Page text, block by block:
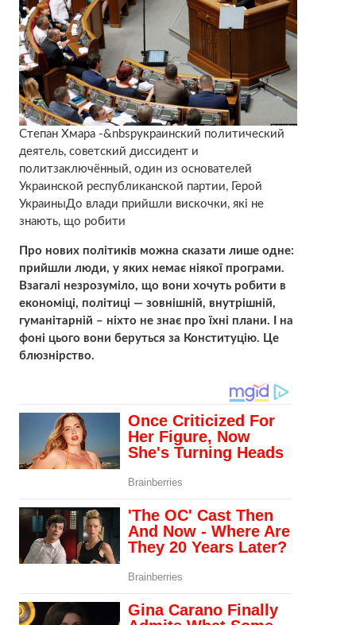
Степан Хмара -&nbspукраинский политический
деятель, советский диссидент и
политзаключённый, один из основателей
Украинской республиканской партии, Герой
УкраиныДо влади прийшли вискочки, які не
знають, що робити
Про нових політиків можна сказати лише одне:
прийшли люди, у яких немає ніякої програми.
Взагалі незрозуміло, що вони хочуть робити в
економіці, політиці — зовнішній, внутрішній,
гуманітарній – ніхто не знає про їхні плани. І на
фоні цього вони беруться за Конституцію. Це
блюзнірство.